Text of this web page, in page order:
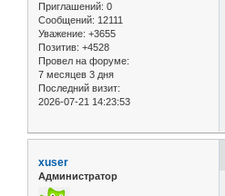
Приглашений: 0
Сообщений: 12111
Уважение: +3655
Позитив: +4528
Провел на форуме:
7 месяцев 3 дня
Последний визит:
2026-07-21 14:23:53
xuser
Администратор